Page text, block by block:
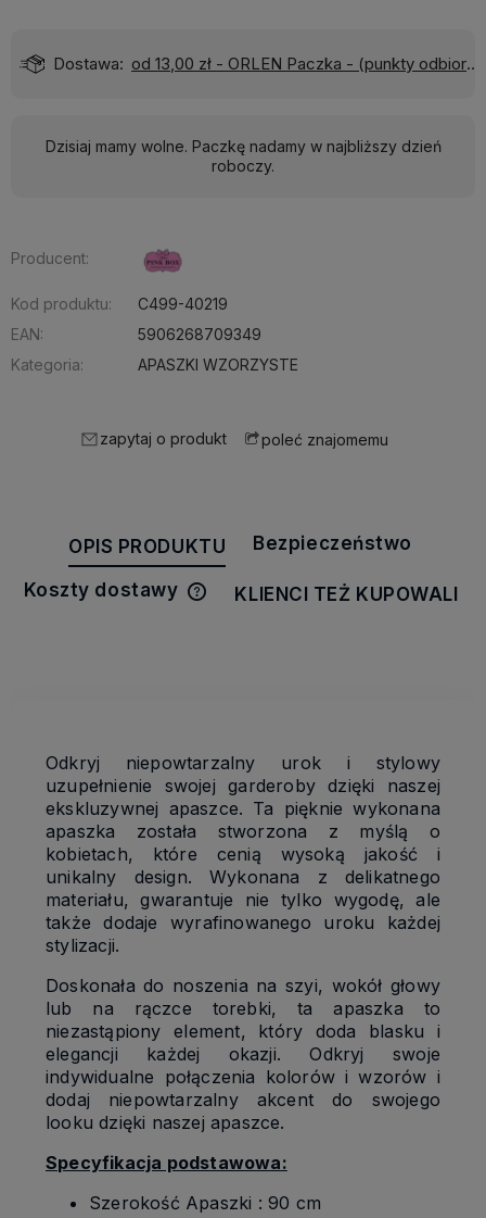
Wyślemy do Ciebie w: 24 godziny
Dzisiaj mamy wolne. Paczkę nadamy w najbliższy dzień
roboczy.
Producent:
Kod produktu:
C499-40219
EAN:
5906268709349
Kategoria:
APASZKI WZORZYSTE
zapytaj o produkt poleć znajomemu
OPIS PRODUKTU Bezpieczeństwo
Koszty dostawy
Cena nie zawiera ewentualnych
KLIENCI TEŻ KUPOWALI
Odkryj niepowtarzalny urok i stylowy
uzupełnienie swojej garderoby dzięki naszej
ekskluzywnej apaszce. Ta pięknie wykonana
apaszka została stworzona z myślą o
kobietach, które cenią wysoką jakość i
unikalny design. Wykonana z delikatnego
materiału, gwarantuje nie tylko wygodę, ale
także dodaje wyrafinowanego uroku każdej
stylizacji.
Doskonała do noszenia na szyi, wokół głowy
lub na rączce torebki, ta apaszka to
niezastąpiony element, który doda blasku i
elegancji każdej okazji. Odkryj swoje
indywidualne połączenia kolorów i wzorów i
dodaj niepowtarzalny akcent do swojego
looku dzięki naszej apaszce.
Specyfikacja podstawowa:
Szerokość Apaszki : 90 cm